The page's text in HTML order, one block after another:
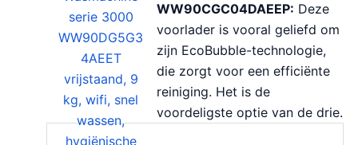
WW90CGC04DAEEP: Deze
voorlader is vooral geliefd om
zijn EcoBubble-technologie,
die zorgt voor een efficiënte
reiniging. Het is de
voordeligste optie van de drie.